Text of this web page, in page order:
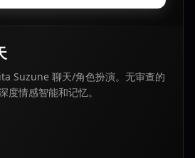
Suzune 聊天/角色扮演。无审查的
度情感智能和记忆。